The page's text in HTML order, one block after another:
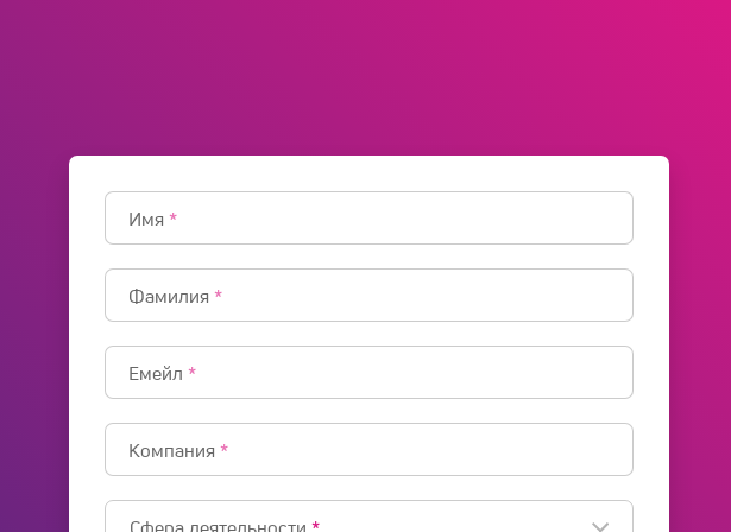
Имя *
Фамилия *
Емейл *
Компания *